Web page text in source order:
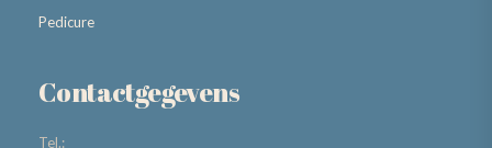
Pedicure
Contactgegevens
Tel.: